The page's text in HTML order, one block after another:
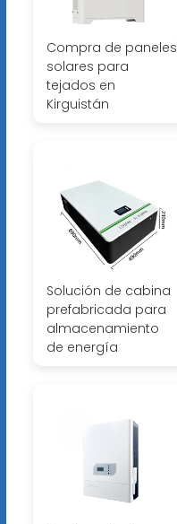
Compra de paneles
solares para
tejados en
Kirguistán
Solución de cabina
prefabricada para
almacenamiento
de energía